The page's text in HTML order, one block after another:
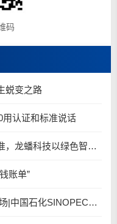
码
蜕变之路
用认证和标准说话
【龙蟠科技】参编零碳工厂团体标准，龙蟠科技以绿色智造锚定零碳未来
账单”
畅通丝路物流通道 深耕中亚海外市场|中国石化SINOPEC润滑油北京-阿拉木图图定班列顺利抵达